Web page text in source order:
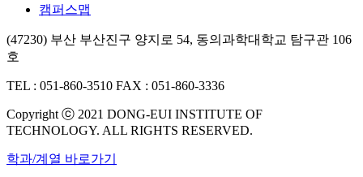
캠퍼스맵
(47230) 부산 부산진구 양지로 54, 동의과학대학교 탐구관 106
호
TEL : 051-860-3510 FAX : 051-860-3336
Copyright ⓒ 2021 DONG-EUI INSTITUTE OF
TECHNOLOGY. ALL RIGHTS RESERVED.
학과/계열 바로가기